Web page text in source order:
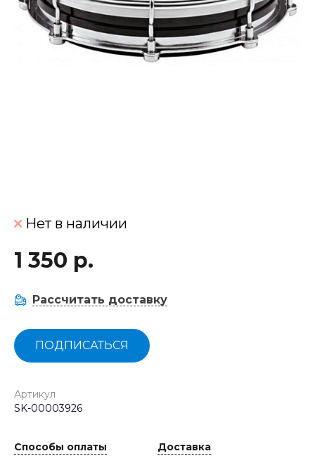
Нет в наличии
1 350 р.
Рассчитать доставку
ПОДПИСАТЬСЯ
Артикул
SK-00003926
Способы оплаты Доставка